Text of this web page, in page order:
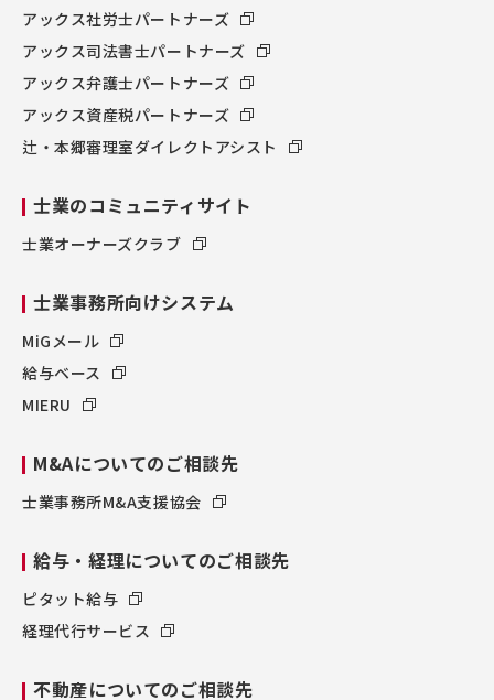
アックス社労士パートナーズ
アックス司法書士パートナーズ
アックス弁護士パートナーズ
アックス資産税パートナーズ
辻・本郷審理室ダイレクトアシスト
士業のコミュニティサイト
士業オーナーズクラブ
士業事務所向けシステム
MiGメール
給与ベース
MIERU
M&Aについてのご相談先
士業事務所M&A支援協会
給与・経理についてのご相談先
ピタット給与
経理代行サービス
不動産についてのご相談先